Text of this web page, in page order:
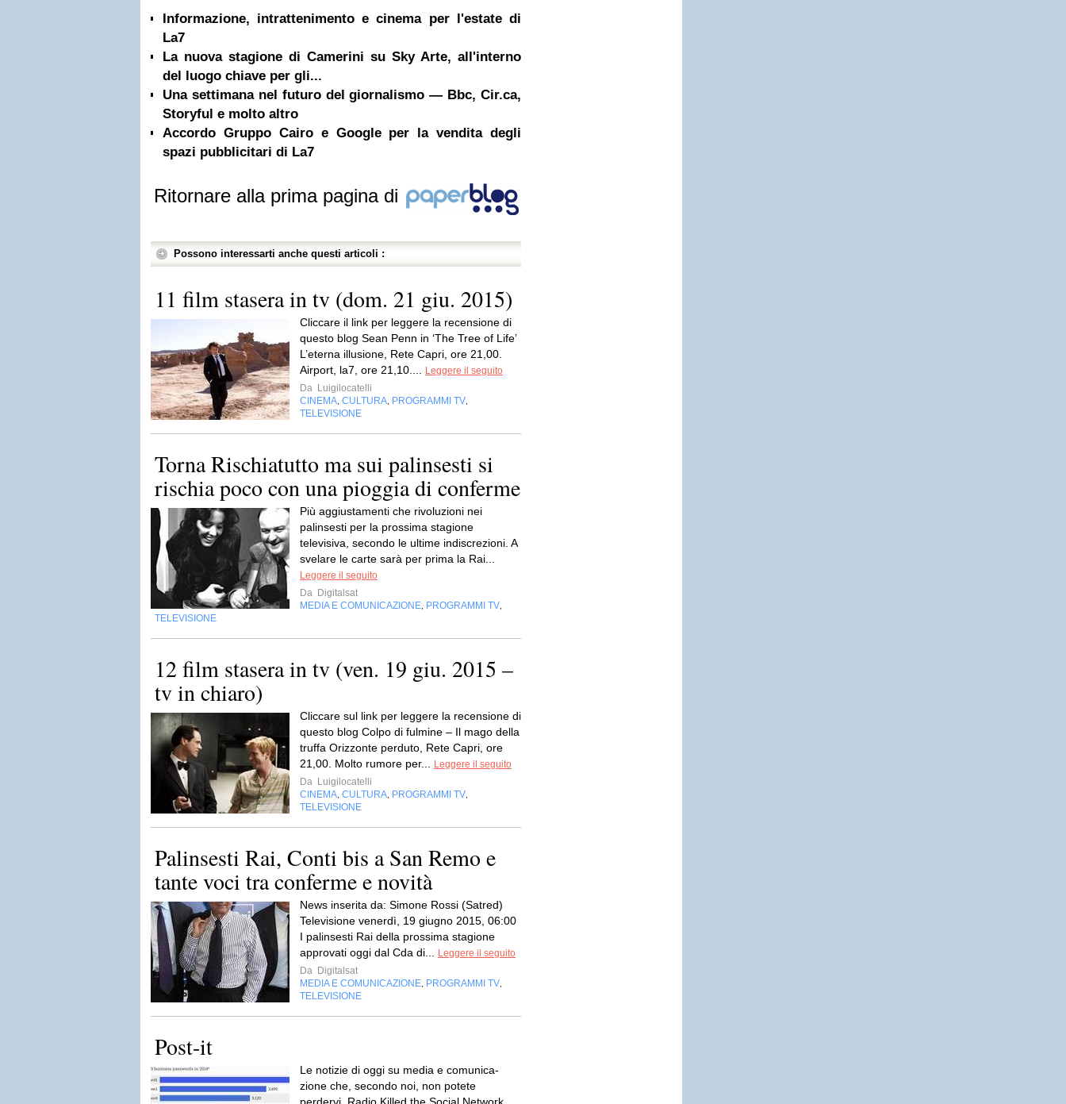
Informazione, intrattenimento e cinema per l'estate di
La7
La nuova stagione di Camerini su Sky Arte, all'interno
del luogo chiave per gli...
Una settimana nel futuro del giornalismo — Bbc, Cir.ca,
Storyful e molto altro
Accordo Gruppo Cairo e Google per la vendita degli
spazi pubblicitari di La7
Ritornare alla prima pagina di
Possono interessarti anche questi articoli :
11 film stasera in tv (dom. 21 giu. 2015)
Cliccare il link per leggere la recensione di
questo blog Sean Penn in ‘The Tree of Life’
L’eterna illusione, Rete Capri, ore 21,00.
Airport, la7, ore 21,10....
Leggere il seguito
Da Luigilocatelli
CINEMA CULTURA PROGRAMMI TV
TELEVISIONE
Torna Rischiatutto ma sui palinsesti si
rischia poco con una pioggia di conferme
Più aggiustamenti che rivoluzioni nei
palinsesti per la prossima stagione
televisiva, secondo le ultime indiscrezioni. A
svelare le carte sarà per prima la Rai...
Leggere il seguito
Da Digitalsat
MEDIA E COMUNICAZIONE PROGRAMMI TV
TELEVISIONE
12 film stasera in tv (ven. 19 giu. 2015 –
tv in chiaro)
Cliccare sul link per leggere la recensione di
questo blog Colpo di fulmine – Il mago della
truffa Orizzonte perduto, Rete Capri, ore
21,00. Molto rumore per...
Leggere il seguito
Da Luigilocatelli
CINEMA CULTURA PROGRAMMI TV
TELEVISIONE
Palinsesti Rai, Conti bis a San Remo e
tante voci tra conferme e novità
News inserita da: Simone Rossi (Satred)
Televisione venerdì, 19 giugno 2015, 06:00
I palinsesti Rai della prossima stagione
approvati oggi dal Cda di...
Leggere il seguito
Da Digitalsat
MEDIA E COMUNICAZIONE PROGRAMMI TV
TELEVISIONE
Post-it
Le noti­zie di oggi su media e comu­ni­ca­
zione che, secondo noi, non potete